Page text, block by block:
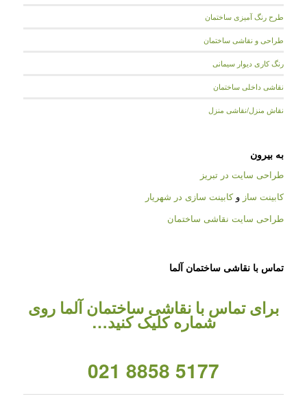
طرح رنگ آمیزی ساختمان
طراحی و نقاشی ساختمان
رنگ کاری دیوار سیمانی
نقاشی داخلی ساختمان
نقاش منزل/نقاشی منزل
به بیرون
طراحی سایت در تبریز
کابینت ساز وکابینت سازی در شهریار
طراحی سایت نقاشی ساختمان
تماس با نقاشی ساختمان آلما
برای تماس با نقاشی ساختمان آلما روی
شماره کلیک کنید…
021 8858 5177